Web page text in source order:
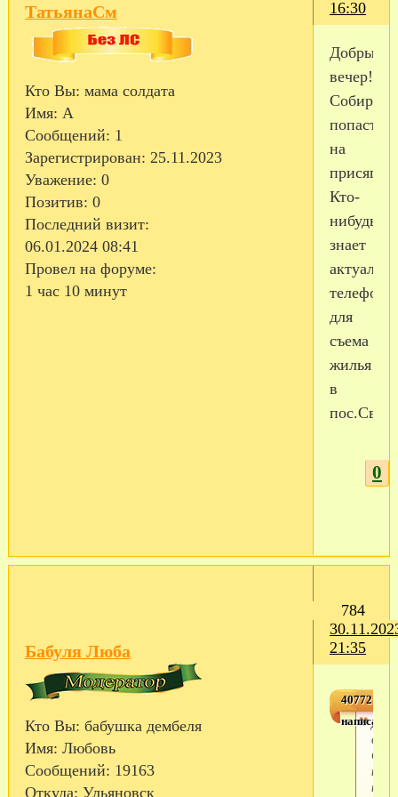
16:30
ТатьянаСм
Кто Вы: мама солдата
Имя: А
Сообщений: 1
Зарегистрирован: 25.11.2023
Уважение: 0
Позитив: 0
Последний визит:
06.01.2024 08:41
Провел на форуме:
1 час 10 минут
Добрый
вечер!
попасть
на
присягу.
Кто-
нибудь
знает
телефоны
для
съема
жилья
в
0
784
21:35
Бабуля Люба
Кто Вы: бабушка дембеля
Имя: Любовь
Сообщений: 19163
Откуда: Ульяновск
на